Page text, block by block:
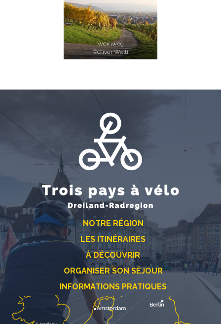
Weinweg
©Oliver Welti
NOTRE RÉGION
LES ITINÉRAIRES
À DÉCOUVRIR
ORGANISER SON SÉJOUR
INFORMATIONS PRATIQUES